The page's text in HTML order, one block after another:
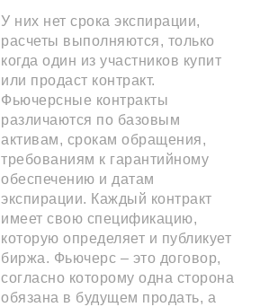
У них нет срока экспирации,
расчеты выполняются, только
когда один из участников купит
или продаст контракт.
Фьючерсные контракты
различаются по базовым
активам, срокам обращения,
требованиям к гарантийному
обеспечению и датам
экспирации. Каждый контракт
имеет свою спецификацию,
которую определяет и публикует
биржа. Фьючерс – это договор,
согласно которому одна сторона
обязана в будущем продать, а